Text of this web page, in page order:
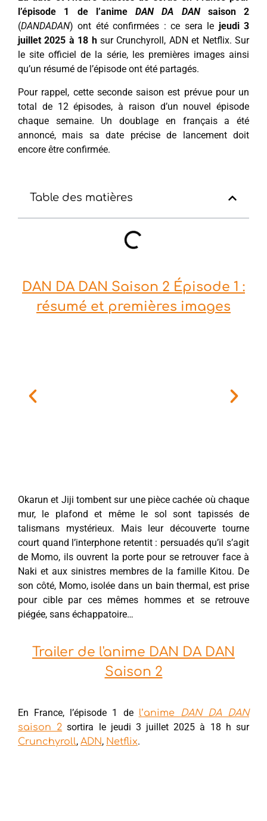
l’épisode 1 de l’anime DAN DA DANsaison 2
(DANDADAN) ont été confirmées : ce sera le jeudi 3
juillet 2025 à 18 hsur Crunchyroll, ADN et Netflix. Sur
le site officiel de la série, les premières images ainsi
qu’un résumé de l’épisode ont été partagés.
Pour rappel, cette seconde saison est prévue pour un
total de 12 épisodes, à raison d’un nouvel épisode
chaque semaine. Un doublage en français a été
annoncé, mais sa date précise de lancement doit
encore être confirmée.
Table des matières
DAN DA DAN Saison 2 Épisode 1 :
résumé et premières images
Okarun et Jiji tombent sur une pièce cachée où chaque
mur, le plafond et même le sol sont tapissés de
talismans mystérieux. Mais leur découverte tourne
court quand l’interphone retentit : persuadés qu’il s’agit
de Momo, ils ouvrent la porte pour se retrouver face à
Naki et aux sinistres membres de la famille Kitou. De
son côté, Momo, isolée dans un bain thermal, est prise
pour cible par ces mêmes hommes et se retrouve
piégée, sans échappatoire…
Trailer de l'anime DAN DA DAN
Saison 2
En France, l’épisode 1 de l’anime DAN DA DAN
saison 2 sortira le jeudi 3 juillet 2025 à 18 h sur
Crunchyroll, ADN, Netflix.